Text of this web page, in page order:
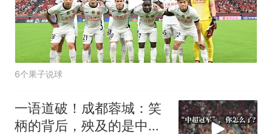
6个果子说球
一语道破！成都蓉城：笑
柄的背后，殃及的是中超